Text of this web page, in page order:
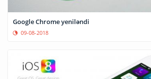
Google Chrome yeniləndi
09-08-2018